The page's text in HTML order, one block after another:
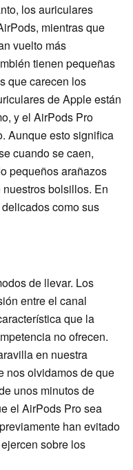
los auriculares
mientras que
vuelto más
tienen pequeñas
que carecen los
de Apple están
y el AirPods Pro
Aunque esto significa
cuando se caen,
pequeños arañazos
bolsillos. En
como sus
de llevar. Los
entre el canal
que la
no ofrecen.
en nuestra
nos olvidamos de que
unos minutos de
el AirPods Pro sea
han evitado
sobre los